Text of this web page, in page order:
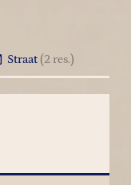
Straat (2 res.)